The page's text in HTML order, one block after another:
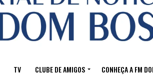
TV CLUBE DE AMIGOS CONHEÇA A FM